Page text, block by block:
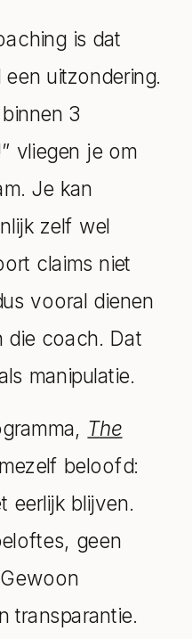
is dat
uitzondering.
3
vliegen je om
Je kan
zelf wel
claims niet
vooral dienen
die coach. Dat
manipulatie.
The
beloofd:
eerlijk blijven.
geen
transparantie.